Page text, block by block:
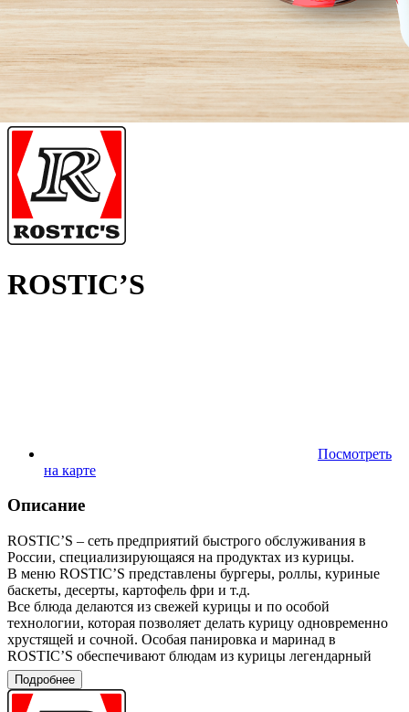
ROSTIC’S
Посмотреть
на карте
Описание
ROSTIC’S – сеть предприятий быстрого обслуживания в
России, специализирующаяся на продуктах из курицы.
В меню ROSTIC’S представлены бургеры, роллы, куриные
баскеты, десерты, картофель фри и т.д.
Все блюда делаются из свежей курицы и по особой
технологии, которая позволяет делать курицу одновременно
хрустящей и сочной. Особая панировка и маринад в
ROSTIC’S обеспечивают блюдам из курицы легендарный
вкус.
Подробнее